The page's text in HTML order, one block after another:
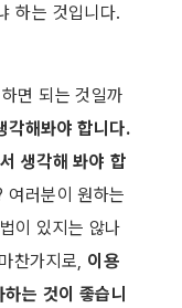
하는 것입니다.
면 되는 것일까
각해봐야 합니다.
생각해 봐야 합
여러분이 원하는
이 있지는 않나
찬가지로, 이용
는 것이 좋습니